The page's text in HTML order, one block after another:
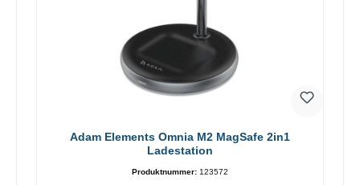
Adam Elements Omnia M2 MagSafe 2in1
Ladestation
Produktnummer: 123572